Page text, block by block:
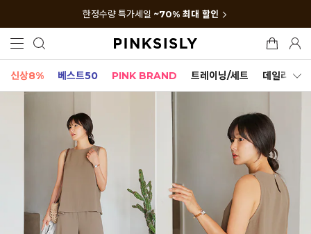
한정수량 특가세일 ~70% 최대 할인
신상8% 베스트50 PINK BRAND 트레이닝/세트 데일리세트